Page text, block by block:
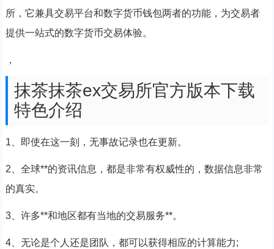
所，它兼具交易平台和数字货币钱包两者的功能，为交易者
提供一站式的数字货币交易体验。
，
抹茶抹茶ex交易所官方版本下载
特色介绍
1、即使在这一刻，无事故记录也在更新。
2、全球**的资讯信息，都是非常有权威性的，数据信息非常
的真实。
3、许多**和地区都有当地的交易服务**。
4、无论是个人还是团队，都可以获得相应的计算能力;